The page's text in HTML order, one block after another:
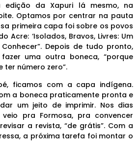
edição da Xapuri lá mesmo, na
Optamos por centrar na pauta
primeira capa foi sobre os povos
Acre: ‘Isolados, Bravos, Livres: Um
Depois de tudo pronto,
uma outra boneca, “porque
ter número zero”.
ficamos com a capa indígena.
a boneca praticamente pronta e
um jeito de imprimir. Nos dias
pra Formosa, pra convencer
a revista, “de grátis”. Com a
a próxima tarefa foi montar o